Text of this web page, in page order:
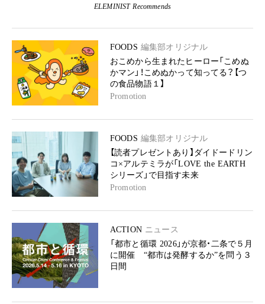
ELEMINIST Recommends
FOODS 編集部オリジナル
おこめから生まれたヒーロー「こめぬ
かマン」！こめぬかって知ってる？【つ
の食品物語１】
Promotion
FOODS 編集部オリジナル
【読者プレゼントあり】ダイドードリン
コ×アルテミラが「LOVE the EARTH
シリーズ」で目指す未来
Promotion
ACTION ニュース
「都市と循環 2026」が京都・二条で５月
に開催 “都市は発酵するか”を問う３
日間